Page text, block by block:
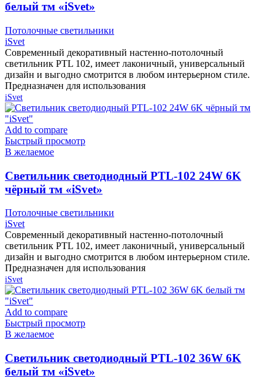
белый тм «iSvet»
Потолочные светильники
iSvet
Современный декоративный настенно-потолочный
светильник PTL 102, имеет лаконичный, универсальный
дизайн и выгодно смотрится в любом интерьерном стиле.
Предназначен для использования
iSvet
Add to compare
Быстрый просмотр
В желаемое
Cветильник светодиодный PTL-102 24W 6K
чёрный тм «iSvet»
Потолочные светильники
iSvet
Современный декоративный настенно-потолочный
светильник PTL 102, имеет лаконичный, универсальный
дизайн и выгодно смотрится в любом интерьерном стиле.
Предназначен для использования
iSvet
Add to compare
Быстрый просмотр
В желаемое
Cветильник светодиодный PTL-102 36W 6K
белый тм «iSvet»